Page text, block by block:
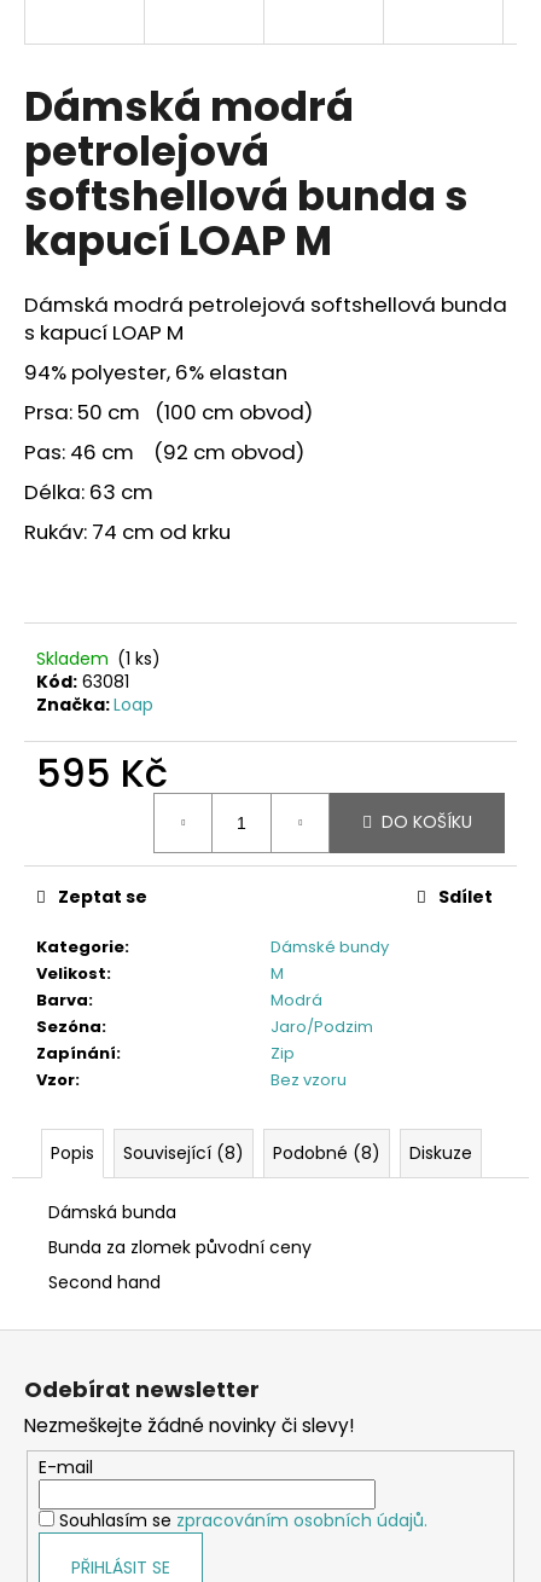
Dámská modrá
petrolejová
softshellová bunda s
kapucí LOAP M
Dámská modrá petrolejová softshellová bunda
s kapucí LOAP M
94% polyester, 6% elastan
Prsa: 50 cm (100 cm obvod)
Pas: 46 cm (92 cm obvod)
Délka: 63 cm
Rukáv: 74 cm od krku
Skladem (1 ks)
Kód: 63081
Značka:Loap
595 Kč
DO KOŠÍKU
Kategorie:
Dámské bundy
Velikost:
M
Barva:
Modrá
Sezóna:
Jaro/Podzim
Zapínání:
Zip
Vzor: Bez vzoru
Zeptat se Sdílet
Popis Související (8) Podobné (8) Diskuze
Dámská bunda
Bunda za zlomek původní ceny
Second hand
í
t
?
Z
Odebírat newsletter
Nezmeškejte žádné novinky či slevy!
E-mail
Souhlasím se zpracováním osobních údajů.
PŘIHLÁSIT SE